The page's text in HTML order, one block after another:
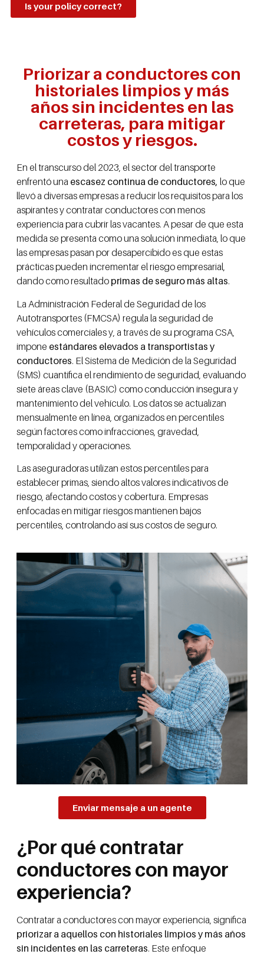
Is your policy correct?
Priorizar a conductores con
historiales limpios y más
años sin incidentes en las
carreteras, para mitigar
costos y riesgos.
En el transcurso del 2023, el sector del transporte
enfrentó una escasez continua de conductores, lo que
llevó a diversas empresas a reducir los requisitos para los
aspirantes y contratar conductores con menos
experiencia para cubrir las vacantes. A pesar de que esta
medida se presenta como una solución inmediata, lo que
las empresas pasan por desapercibido es que estas
prácticas pueden incrementar el riesgo empresarial,
dando como resultado primas de seguro más altas.
La Administración Federal de Seguridad de los
Autotransportes (FMCSA) regula la seguridad de
vehículos comerciales y, a través de su programa CSA,
impone estándares elevados a transportistas y
conductores. El Sistema de Medición de la Seguridad
(SMS) cuantifica el rendimiento de seguridad, evaluando
siete áreas clave (BASIC) como conducción insegura y
mantenimiento del vehículo. Los datos se actualizan
mensualmente en línea, organizados en percentiles
según factores como infracciones, gravedad,
temporalidad y operaciones.
Las aseguradoras utilizan estos percentiles para
establecer primas, siendo altos valores indicativos de
riesgo, afectando costos y cobertura. Empresas
enfocadas en mitigar riesgos mantienen bajos
percentiles, controlando así sus costos de seguro.
Enviar mensaje a un agente
¿Por qué contratar
conductores con mayor
experiencia?
Contratar a conductores con mayor experiencia, significa
priorizar a aquellos con historiales limpios y más años
sin incidentes en las carreteras. Este enfoque